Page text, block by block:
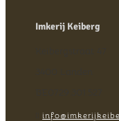
Imkerij Keiberg